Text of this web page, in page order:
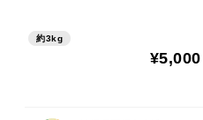
約3kg
¥5,000